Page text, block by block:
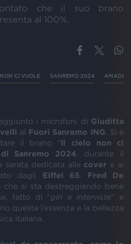
che il suo brano
al 100%.
CI VUOLE SANREMO 2024
i microfoni di Giuditta
al Fuori Sanremo ING . Si è
il brano “Il cielo non ci
Sanremo 2024 , durante il
serata dedicata alle cover e ai
dagli Eiffel 65 Fred
De
che si sta destreggiando bene
fatto di “giri e interviste” e
questa l’essenza e la bellezza
italiana.